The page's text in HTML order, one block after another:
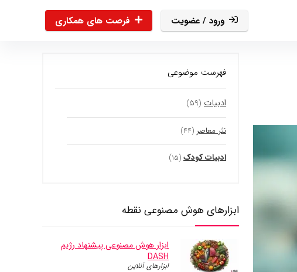
ورود / عضویت فرصت های همکاری
فهرست موضوعی
ادبیات (۵۹)
نثر معاصر (۴۴)
ادبیات کودک (۱۵)
ابزارهای هوش مصنوعی نقطه
ابزار هوش مصنوعی پیشنهاد رژیم
DASH
ابزارهای آنلاین